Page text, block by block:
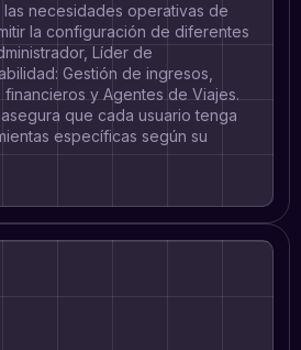
las necesidades operativas de
la configuración de diferentes
Líder de
Gestión de ingresos,
y Agentes de Viajes.
que cada usuario tenga
específicas según su